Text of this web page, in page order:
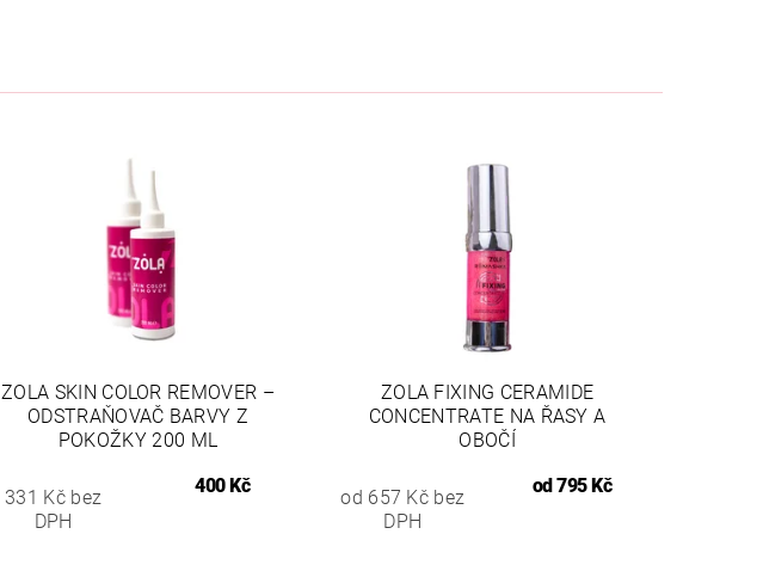
ZOLA SKIN COLOR REMOVER –
ODSTRAŇOVAČ BARVY Z
POKOŽKY 200 ML
331 Kč bez
DPH
400 Kč
ZOLA FIXING CERAMIDE
CONCENTRATE NA ŘASY A
OBOČÍ
od 657 Kč bez
DPH
od795 Kč